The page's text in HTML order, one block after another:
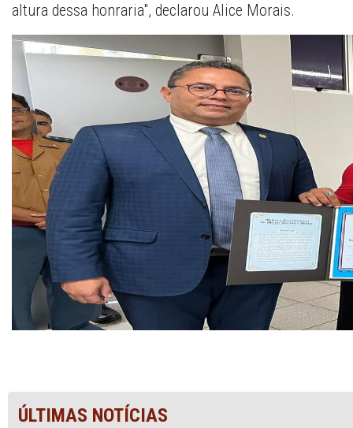
altura dessa honraria", declarou Alice Morais.
ÚLTIMAS NOTÍCIAS